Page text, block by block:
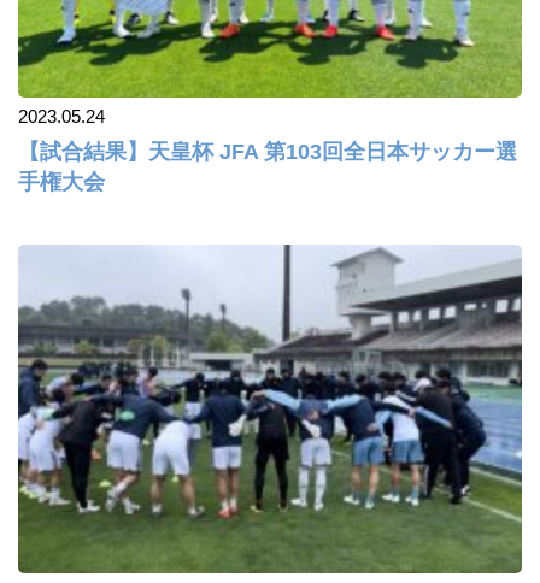
2023.05.24
【試合結果】天皇杯 JFA 第103回全日本サッカー選
手権大会